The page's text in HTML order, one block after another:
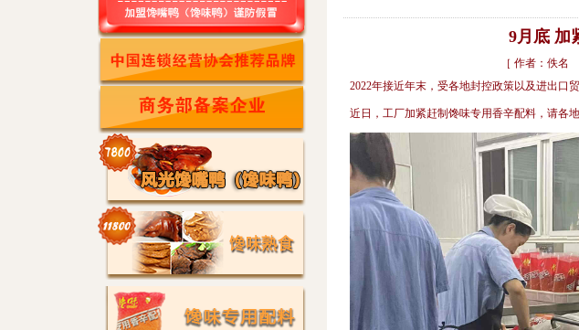
9月底 加
［ 作者：佚名
2022年接近年末，受各地封控政策以及进出口
近日，工厂加紧赶制馋味专用香辛配料，请各